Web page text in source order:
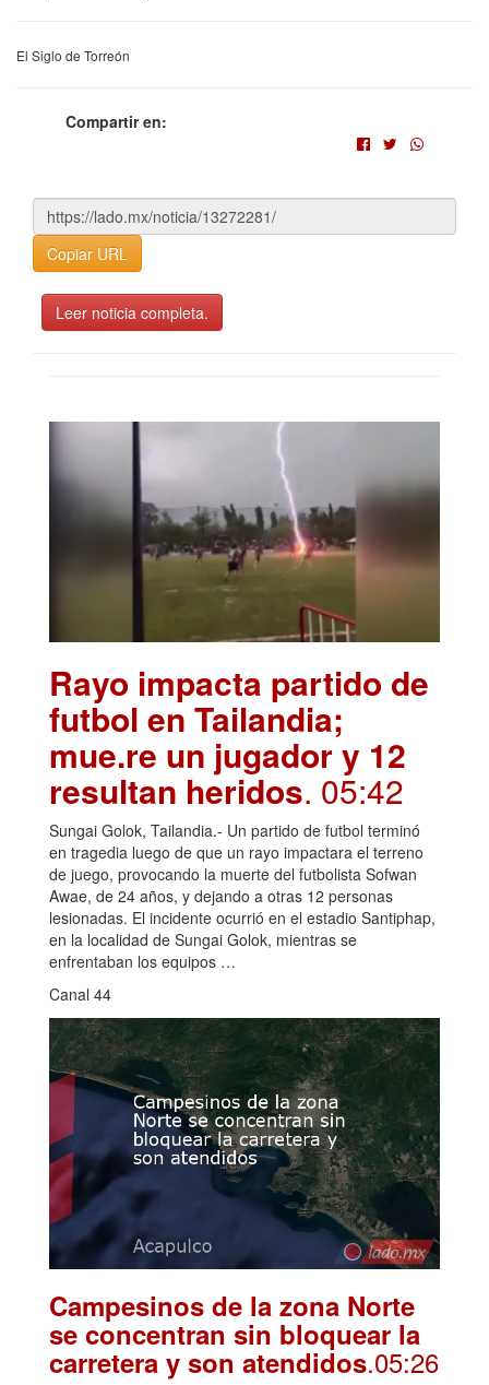
El Siglo de Torreón
Compartir en:
Copiar URL
Leer noticia completa.
Rayo impacta partido de
futbol en Tailandia;
mue.re un jugador y 12
resultan heridos. 05:42
Sungai Golok, Tailandia.- Un partido de futbol terminó
en tragedia luego de que un rayo impactara el terreno
de juego, provocando la muerte del futbolista Sofwan
Awae, de 24 años, y dejando a otras 12 personas
lesionadas. El incidente ocurrió en el estadio Santiphap,
en la localidad de Sungai Golok, mientras se
enfrentaban los equipos …
Canal 44
Campesinos de la zona Norte
se concentran sin bloquear la
carretera y son atendidos.05:26